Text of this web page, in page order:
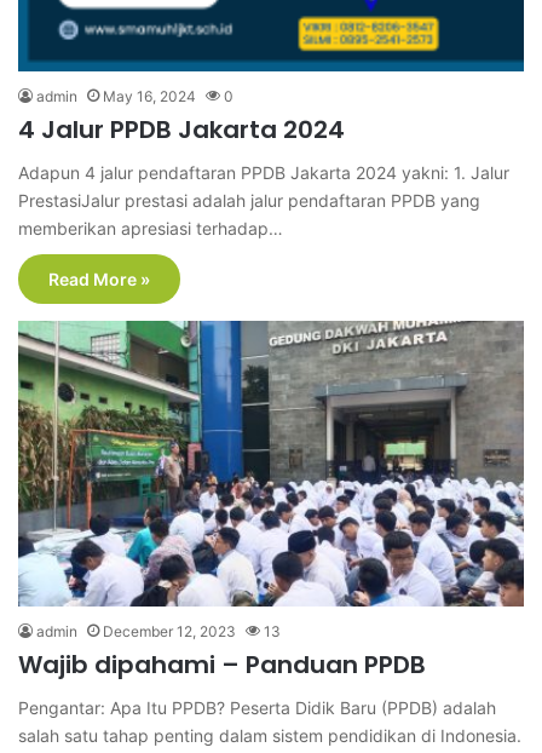
admin May 16, 2024 0
4 Jalur PPDB Jakarta 2024
Adapun 4 jalur pendaftaran PPDB Jakarta 2024 yakni: 1. Jalur
PrestasiJalur prestasi adalah jalur pendaftaran PPDB yang
memberikan apresiasi terhadap…
Read More »
admin December 12, 2023 13
Wajib dipahami – Panduan PPDB
Pengantar: Apa Itu PPDB? Peserta Didik Baru (PPDB) adalah
salah satu tahap penting dalam sistem pendidikan di Indonesia.